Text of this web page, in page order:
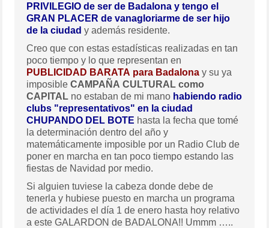
PRIVILEGIO de ser de Badalona y tengo el
GRAN PLACER de vanagloriarme de ser hijo
de la ciudady además residente.
Creo que con estas estadísticas realizadas en tan
poco tiempo y lo que representan en
PUBLICIDAD BARATA para Badalonay su ya
imposibleCAMPAÑA CULTURAL como
CAPITAL no estaban de mi mano habiendo radio
clubs "representativos" en la ciudad
CHUPANDO DEL BOTE hasta la fecha que tomé
la determinación dentro del año y
matemáticamente imposible por un Radio Club de
poner en marcha en tan poco tiempo estando las
fiestas de Navidad por medio.
Si alguien tuviese la cabeza donde debe de
tenerla y hubiese puesto en marcha un programa
de actividades el día 1 de enero hasta hoy relativo
a este GALARDON de BADALONA!! Ummm …..